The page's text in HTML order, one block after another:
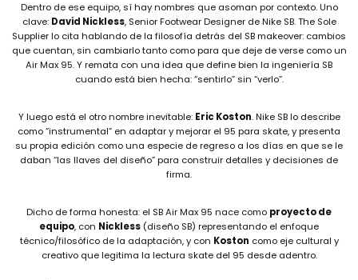
Dentro de ese equipo, sí hay nombres que asoman por contexto. Uno
clave: David Nickless, Senior Footwear Designer de Nike SB. The Sole
Supplier lo cita hablando de la filosofía detrás del SB makeover: cambios
que cuentan, sin cambiarlo tanto como para que deje de verse como un
Air Max 95. Y remata con una idea que define bien la ingeniería SB
cuando está bien hecha: “sentirlo” sin “verlo”.
Y luego está el otro nombre inevitable: Eric Koston. Nike SB lo describe
como “instrumental” en adaptar y mejorar el 95 para skate, y presenta
su propia edición como una especie de regreso a los días en que se le
daban “las llaves del diseño” para construir detalles y decisiones de
firma.
Dicho de forma honesta: el SB Air Max 95 nace como proyecto de
equipo, con Nickless (diseño SB) representando el enfoque
técnico/filosófico de la adaptación, y con Koston como eje cultural y
creativo que legitima la lectura skate del 95 desde adentro.